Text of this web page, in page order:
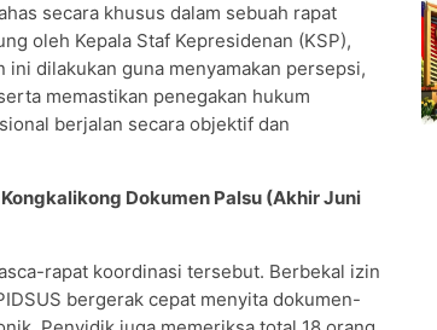
secara khusus dalam sebuah rapat
oleh Kepala Staf Kepresidenan (KSP),
dilakukan guna menyamakan persepsi,
memastikan penegakan hukum
berjalan secara objektif dan
Dokumen Palsu (Akhir Juni
rapat koordinasi tersebut. Berbekal izin
bergerak cepat menyita dokumen-